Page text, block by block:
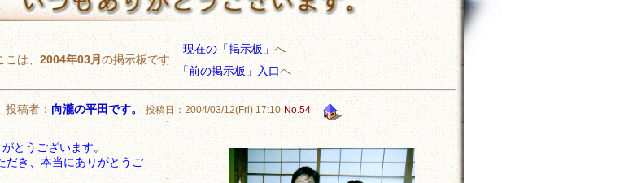
こは、 2004年03月 の掲示板です
現在の「掲示板」 へ
「前の掲示板」入口へ
稿者： 向瀧の平田です。 投稿日：2004/03/12(Fri) 17:10 No.54
とうございます。
だき、本当にありがとうご